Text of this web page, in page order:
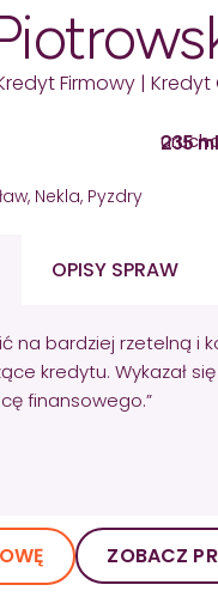
Firmowy | Kredyt
235
Nekla, Pyzdry
OPISY SPRAW
na bardziej rzetelną i
kredytu. Wykazał
finansowego.”
ZOBACZ